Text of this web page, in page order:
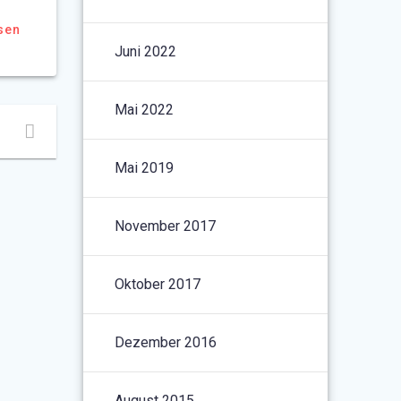
Juni 2022
Mai 2022
Mai 2019
November 2017
Oktober 2017
Dezember 2016